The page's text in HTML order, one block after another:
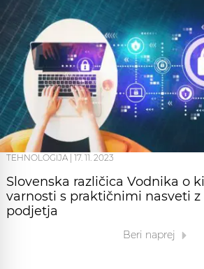
TEHNOLOGIJA 17. 11. 2023
Slovenska različica Vodnika o
varnosti s praktičnimi nasveti
podjetja
Beri naprej